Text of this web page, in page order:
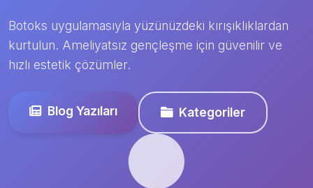
Botoks uygulamasıyla yüzünüzdeki kırışıklıklardan
kurtulun. Ameliyatsız gençleşme için güvenilir ve
hızlı estetik çözümler.
Blog Yazıları Kategoriler